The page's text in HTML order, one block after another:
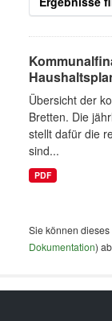
Übersicht der
Bretten. Die
stellt dafür die
sind...
PDF
Sie können
Dokumentation)